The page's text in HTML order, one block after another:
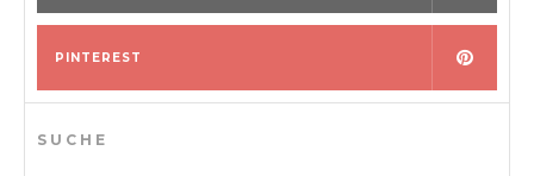
PINTEREST
SUCHE